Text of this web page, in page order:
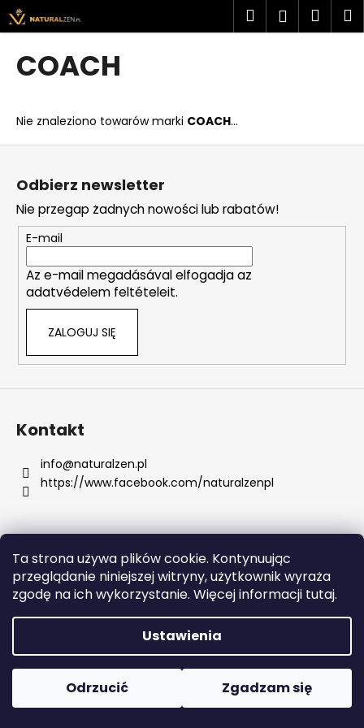
Ta strona używa plików cookie. Kontynuując
przeglądanie niniejszej witryny, użytkownik wyraża
zgodę na ich wykorzystanie. Więcej informacji tutaj.
Ustawienia
Odrzucić Zgadzam się
Przejść
do
treści
SzukajZaloguj
COACH
Nie znaleziono towarów marki COACH...
K
o
powrotem
powrotem
z
e
g
o
s
z
u
a
s
P
l
e
c
a
m
y
KWAS
HIALURONOWY
KOLAGEN
S
Odbierz newsletter
Nie przegap żadnych nowości lub rabatów!
E-mail
Az e-mail megadásával elfogadja az
adatvédelem feltételeit.
ZALOGUJ SIĘ
Kontakt
info@naturalzen.pl
https://www.facebook.com/naturalzenpl
Opracował Shoptet
Copyright 2026Naturalzen. Wszystkie prawa
zastrzeżone.
Edytuj ustawienia plików cookie